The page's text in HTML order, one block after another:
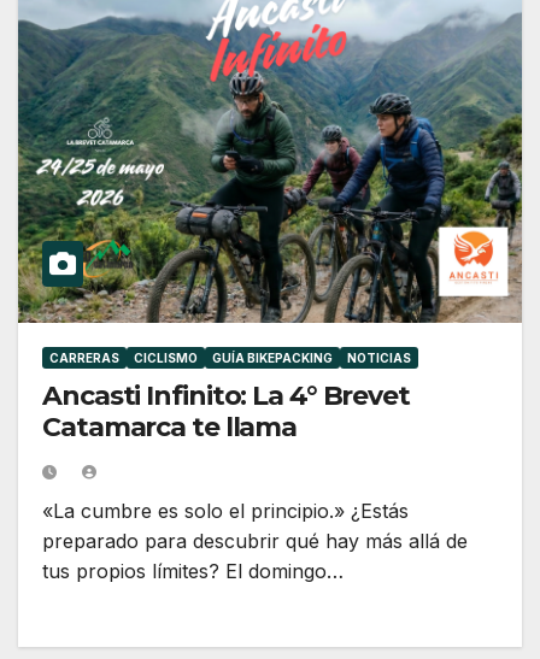
CARRERAS CICLISMO GUÍA BIKEPACKING NOTICIAS
Ancasti Infinito: La 4° Brevet
Catamarca te llama
«La cumbre es solo el principio.» ¿Estás
preparado para descubrir qué hay más allá de
tus propios límites? El domingo…